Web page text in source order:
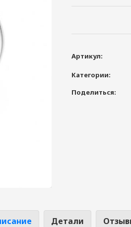
Артикул:
Категории:
Поделиться:
Детали